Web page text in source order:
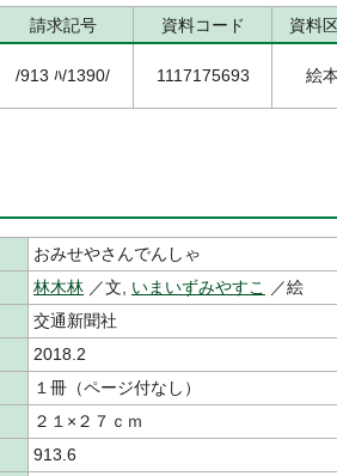
請求記号 資料コード 資料
/913 ﾊ/1390/ 1117175693 絵
おみせやさんでんしゃ
林木林 ／文, いまいずみやすこ
／絵
交通新聞社
2018.2
１冊（ページ付なし）
２１×２７ｃｍ
913.6